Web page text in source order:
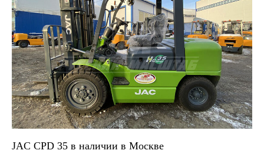
JAC CPD 35 в наличии в Москве